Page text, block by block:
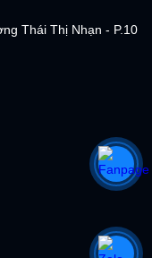
Thái Thị Nhạn - P.10